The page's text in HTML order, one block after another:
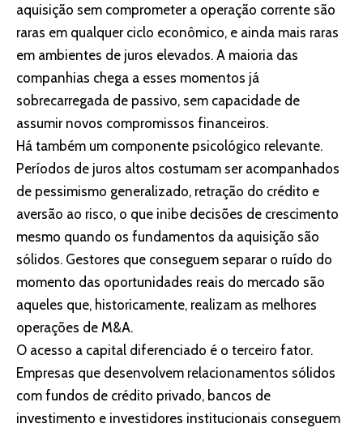
aquisição sem comprometer a operação corrente são
raras em qualquer ciclo econômico, e ainda mais raras
em ambientes de juros elevados. A maioria das
companhias chega a esses momentos já
sobrecarregada de passivo, sem capacidade de
assumir novos compromissos financeiros.
Há também um componente psicológico relevante.
Períodos de juros altos costumam ser acompanhados
de pessimismo generalizado, retração do crédito e
aversão ao risco, o que inibe decisões de crescimento
mesmo quando os fundamentos da aquisição são
sólidos. Gestores que conseguem separar o ruído do
momento das oportunidades reais do mercado são
aqueles que, historicamente, realizam as melhores
operações de M&A.
O acesso a capital diferenciado é o terceiro fator.
Empresas que desenvolvem relacionamentos sólidos
com fundos de crédito privado, bancos de
investimento e investidores institucionais conseguem